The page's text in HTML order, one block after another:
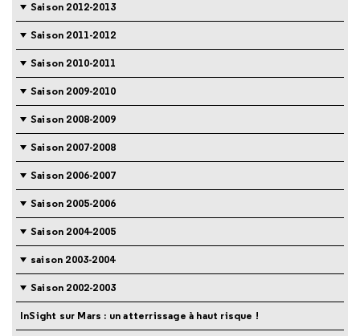
Saison 2012-2013
Saison 2011-2012
Saison 2010-2011
Saison 2009-2010
Saison 2008-2009
Saison 2007-2008
Saison 2006-2007
Saison 2005-2006
Saison 2004-2005
saison 2003-2004
Saison 2002-2003
InSight sur Mars : un atterrissage à haut risque !